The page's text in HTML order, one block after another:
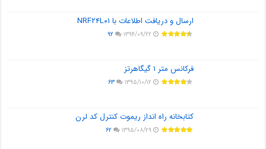
ارسال و دریافت اطلاعات با NRF۲۴L۰۱
۱۳۹۴/۰۹/۲۲ ۹۲
فرکانس متر ۱ گیگاهرتز
۱۳۹۵/۱۰/۱۲ ۶۳
کتابخانه راه انداز ریموت کنترل کد لرن
۱۳۹۵/۰۸/۲۹ ۶۲